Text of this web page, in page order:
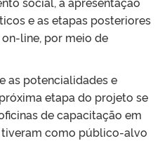
e as etapas posteriores
line, por meio de
as potencialidades e
etapa do projeto se
de capacitação em
como público-alvo